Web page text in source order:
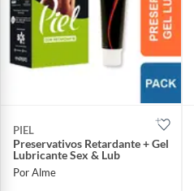
PIEL
Preservativos Retardante + Gel
Lubricante Sex & Lub
Por Alme